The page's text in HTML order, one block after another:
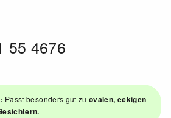
55 4676
Passt besonders gut zuovalen, eckigen